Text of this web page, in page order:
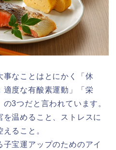
事なことはとにかく「休
度な有酸素運動」「栄
3つだと言われています。
温めること、ストレスに
ること。
宝運アップのためのアイ